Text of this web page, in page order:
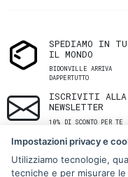
SPEDIAMO IN
IL MONDO
BIDONVILLE ARRIVA
DAPPERTUTTO
ISCRIVITI ALLA
NEWSLETTER
10% DI SCONTO PER TE
Impostazioni privacy e
Utilizziamo tecnologie,
tecniche e per misurare